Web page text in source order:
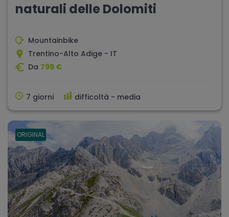
naturali delle Dolomiti
Mountainbike
Trentino-Alto Adige - IT
Da 799 €
7 giorni difficoltà - media
ORIGINAL